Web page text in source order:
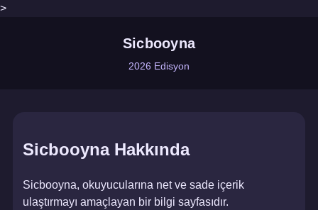
>
Sicbooyna
2026 Edisyon
Sicbooyna Hakkında
Sicbooyna, okuyucularına net ve sade içerik
ulaştırmayı amaçlayan bir bilgi sayfasıdır.